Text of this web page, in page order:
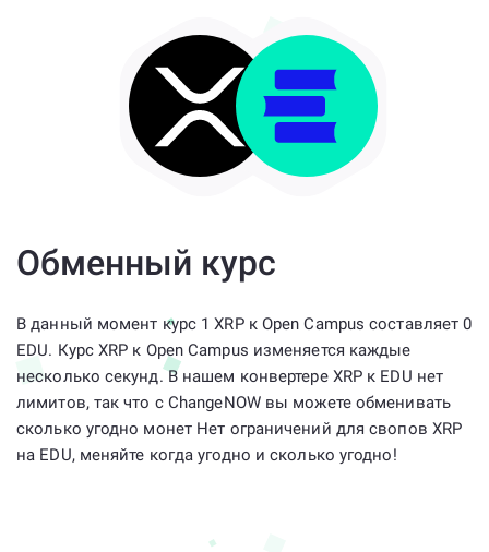
Обменный курс
В данный момент курс 1 XRP к Open Campus составляет 0
EDU. Курс XRP к Open Campus изменяется каждые
несколько секунд. В нашем конвертере XRP к EDU нет
лимитов, так что с ChangeNOW вы можете обменивать
сколько угодно монет Нет ограничений для свопов XRP
на EDU, меняйте когда угодно и сколько угодно!